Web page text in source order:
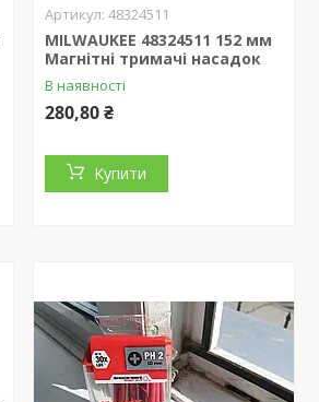
48324511
MILWAUKEE 48324511 152 мм
Магнітні тримачі насадок
В наявності
280,80 ₴
Купити